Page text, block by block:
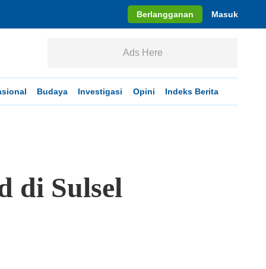
Berlangganan Masuk
Ads Here
Budaya Investigasi Opini Indeks Berita
di Sulsel